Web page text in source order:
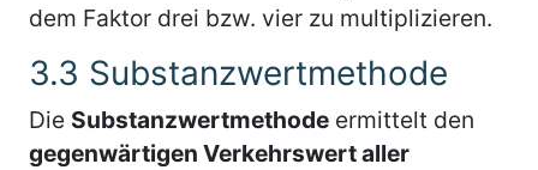
dem Faktor drei bzw. vier zu multiplizieren.
3.3 Substanzwertmethode
Die Substanzwertmethode ermittelt den
gegenwärtigen Verkehrswert aller